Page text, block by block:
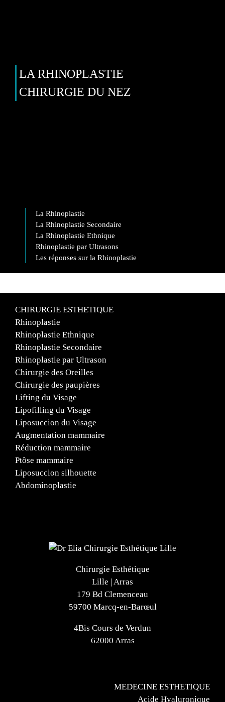
LA RHINOPLASTIE
CHIRURGIE DU NEZ
La Rhinoplastie
La Rhinoplastie Secondaire
La Rhinoplastie Ethnique
Rhinoplastie par Ultrasons
Les réponses sur la Rhinoplastie
CHIRURGIE ESTHETIQUE
Rhinoplastie
Rhinoplastie Ethnique
Rhinoplastie Secondaire
Rhinoplastie par Ultrason
Chirurgie des Oreilles
Chirurgie des paupières
Lifting du Visage
Lipofilling du Visage
Liposuccion du Visage
Augmentation mammaire
Réduction mammaire
Ptôse mammaire
Liposuccion silhouette
Abdominoplastie
Chirurgie Esthétique
Lille | Arras
179 Bd Clemenceau
59700 Marcq-en-Barœul
4Bis Cours de Verdun
62000 Arras
MEDECINE ESTHETIQUE
Acide Hyaluronique